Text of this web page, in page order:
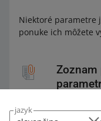
jazyk
Niektoré parametre
ponuke ich môžete
Zoznam
Stiahnite si